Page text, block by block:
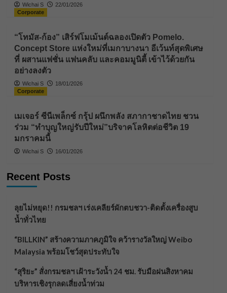
Wichai S
22/01/2026
Corporate
“โทมัส-ก้อง” เสิร์ฟโมเม้นต์ฉลองเปิดตัว Pomelo.
Concept Store แห่งใหม่ที่เมกาบางนา อีเว้นท์สุดพิเศษ
ที่ ผสานแฟชั่น แฟนคลับ และคอมมูนิตี้ เข้าไว้ด้วยกัน
อย่างลงตัว
Wichai S
18/01/2026
Corporate
เมเจอร์ ซีนีเพล็กซ์ กรุ้ป ผนึกพลัง สภากาชาดไทย ชวน
ร่วม “ทำบุญใหญ่รับปีใหม่”บริจาคโลหิตต่อชีวิต 19
มกราคมนี้
Wichai S 16/01/2026
Recent Posts
ลุยไม่หยุด!! กรมชลฯ เร่งเคลียร์ผักตบชวา-ติดตั้งเครื่องสูบ
น้ำทั่วไทย
“BILLKIN” สร้างความภาคภูมิใจ คว้ารางวัลใหญ่ Weibo
Malaysia พร้อมโชว์สุดประทับใจ
“สุริยะ” สั่งกรมชลฯ เฝ้าระวังน้ำ 24 ชม. รับมือฝนสิงหาคม
บริหารเชิงรุกลดเสี่ยงน้ำท่วม